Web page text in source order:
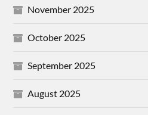
November 2025
October 2025
September 2025
August 2025